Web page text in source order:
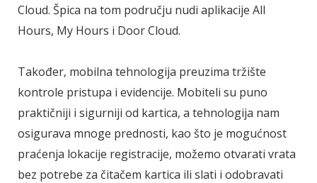
Cloud. Špica na tom području nudi aplikacije All
Hours, My Hours i Door Cloud.
Također, mobilna tehnologija preuzima tržište
kontrole pristupa i evidencije. Mobiteli su puno
praktičniji i sigurniji od kartica, a tehnologija nam
osigurava mnoge prednosti, kao što je mogućnost
praćenja lokacije registracije, možemo otvarati vrata
bez potrebe za čitačem kartica ili slati i odobravati